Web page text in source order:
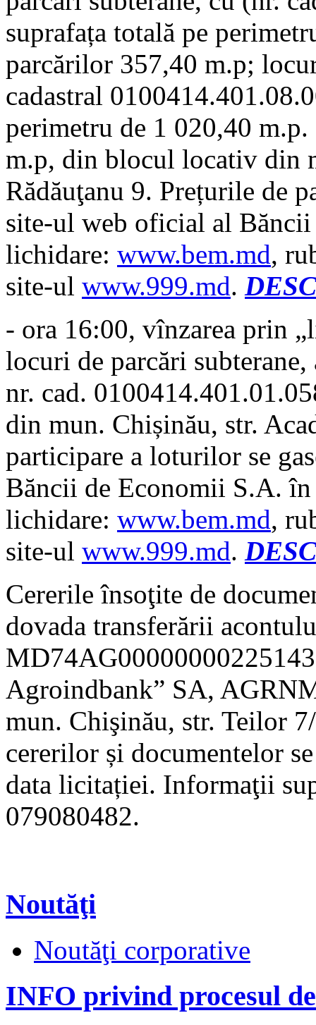
suprafața totală pe
parcărilor 357,40 m.p;
cadastral
perimetru de 1 020,40
m.p, din blocul locativ din
Rădăuţanu 9. Prețurile de
site-ul web oficial al
lichidare: www.bem.md,
site-ul www.999.md.
- ora 16:00, vînzarea prin
locuri de parcări
nr. cad.
din mun. Chișinău, str.
participare a loturilor se
Băncii de Economii S.A. în
lichidare: www.bem.md,
site-ul www.999.md.
Cererile însoţite de
dovada transferării
Agroindbank” SA,
mun. Chişinău, str. Teilor
cererilor și documentelor
data licitației. Informaţii
079080482.
Noutăţi
Noutăţi corporative
INFO privind procesul